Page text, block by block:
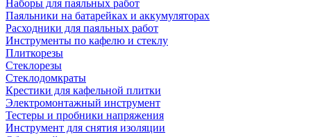
Наборы для паяльных работ
Паяльники на батарейках и аккумуляторах
Расходники для паяльных работ
Инструменты по кафелю и стеклу
Плиткорезы
Стеклорезы
Стеклодомкраты
Крестики для кафельной плитки
Электромонтажный инструмент
Тестеры и пробники напряжения
Инструмент для снятия изоляции